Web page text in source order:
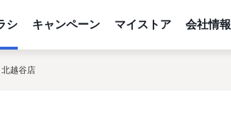
シ キャンペーン マイストア 会社情報
北越谷店